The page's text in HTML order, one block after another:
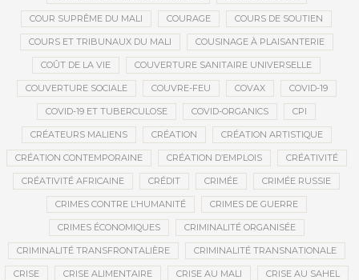
COUR SUPRÊME DU MALI COURAGE COURS DE SOUTIEN
COURS ET TRIBUNAUX DU MALI COUSINAGE À PLAISANTERIE
COÛT DE LA VIE COUVERTURE SANITAIRE UNIVERSELLE
COUVERTURE SOCIALE COUVRE-FEU COVAX COVID-19
COVID-19 ET TUBERCULOSE COVID-ORGANICS CPI
CRÉATEURS MALIENS CRÉATION CRÉATION ARTISTIQUE
CRÉATION CONTEMPORAINE CRÉATION D’EMPLOIS CRÉATIVITÉ
CRÉATIVITÉ AFRICAINE CRÉDIT CRIMÉE CRIMÉE RUSSIE
CRIMES CONTRE L’HUMANITÉ CRIMES DE GUERRE
CRIMES ÉCONOMIQUES CRIMINALITÉ ORGANISÉE
CRIMINALITÉ TRANSFRONTALIÈRE CRIMINALITÉ TRANSNATIONALE
CRISE CRISE ALIMENTAIRE CRISE AU MALI CRISE AU SAHEL